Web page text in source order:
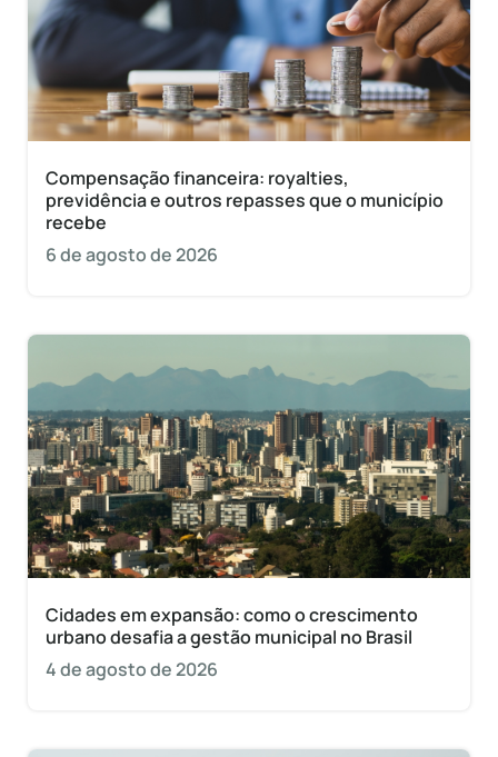
Compensação financeira: royalties,
previdência e outros repasses que o município
recebe
6 de agosto de 2026
Cidades em expansão: como o crescimento
urbano desafia a gestão municipal no Brasil
4 de agosto de 2026